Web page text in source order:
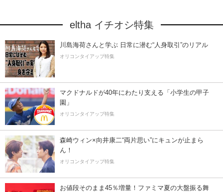
eltha イチオシ特集
川島海荷さんと学ぶ 日常に潜む“人身取引”のリアル
オリコンタイアップ特集
マクドナルドが40年にわたり支える「小学生の甲子
園」
オリコンタイアップ特集
森崎ウィン×向井康二“両片思い”にキュンが止まら
ん！
オリコンタイアップ特集
お値段そのまま45％増量！ファミマ夏の大盤振る舞